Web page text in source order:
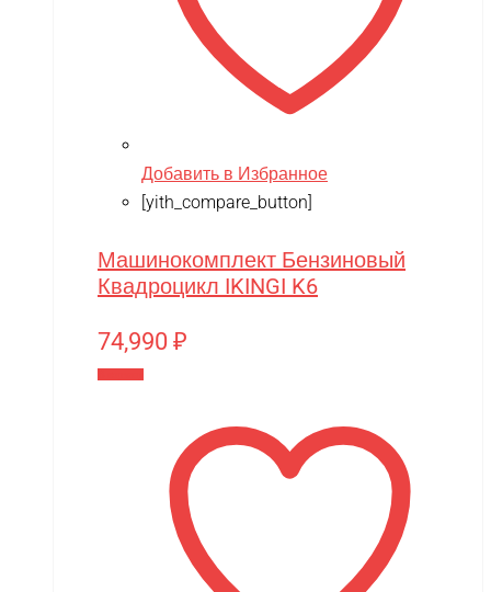
Добавить в Избранное
[yith_compare_button]
Машинокомплект Бензиновый
Квадроцикл IKINGI K6
74,990 ₽